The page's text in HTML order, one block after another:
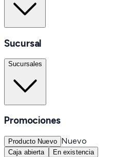
Sucursal
Sucursales
Promociones
Producto Nuevo Nuevo
Caja abierta En existencia